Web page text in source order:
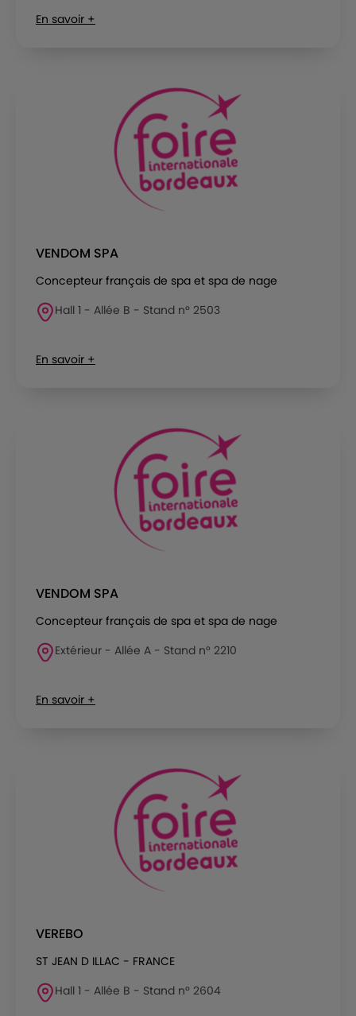
En savoir +
VENDOM SPA
Concepteur français de spa et spa de nage
Hall 1 - Allée B - Stand n° 2503
En savoir +
VENDOM SPA
Concepteur français de spa et spa de nage
Extérieur - Allée A - Stand n° 2210
En savoir +
VEREBO
ST JEAN D ILLAC - FRANCE
Hall 1 - Allée B - Stand n° 2604